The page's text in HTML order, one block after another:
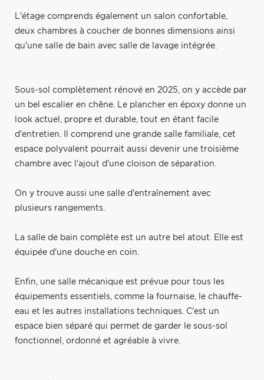
L'étage comprends également un salon confortable,
deux chambres à coucher de bonnes dimensions ainsi
qu'une salle de bain avec salle de lavage intégrée.
Sous-sol complètement rénové en 2025, on y accède par
un bel escalier en chêne. Le plancher en époxy donne un
look actuel, propre et durable, tout en étant facile
d'entretien. Il comprend une grande salle familiale, cet
espace polyvalent pourrait aussi devenir une troisième
chambre avec l'ajout d'une cloison de séparation.
On y trouve aussi une salle d'entraînement avec
plusieurs rangements.
La salle de bain complète est un autre bel atout. Elle est
équipée d'une douche en coin.
Enfin, une salle mécanique est prévue pour tous les
équipements essentiels, comme la fournaise, le chauffe-
eau et les autres installations techniques. C'est un
espace bien séparé qui permet de garder le sous-sol
fonctionnel, ordonné et agréable à vivre.